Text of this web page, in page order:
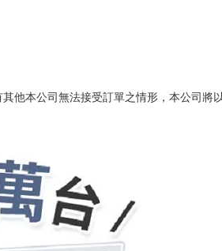
本公司無法接受訂單之情形，本公司將